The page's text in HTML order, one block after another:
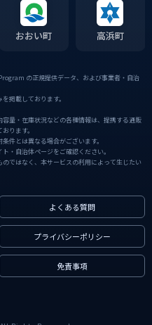
おおい町 高浜町
の正規提供データ、および事業者・自治
掲載しております。
量・在庫状況などの各種情報は、提携する通販
ります。
件とは異なる場合がございます。
・自治体ページをご確認ください。
ではなく、本サービスの利用によって生じたい
よくある質問
プライバシーポリシー
免責事項